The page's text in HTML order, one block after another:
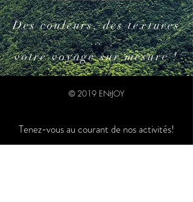
Des couleurs, des textures
…
votre voyage sur mesure !
© 2019 ENtJOY
Tenez-vous au courant de nos activités!